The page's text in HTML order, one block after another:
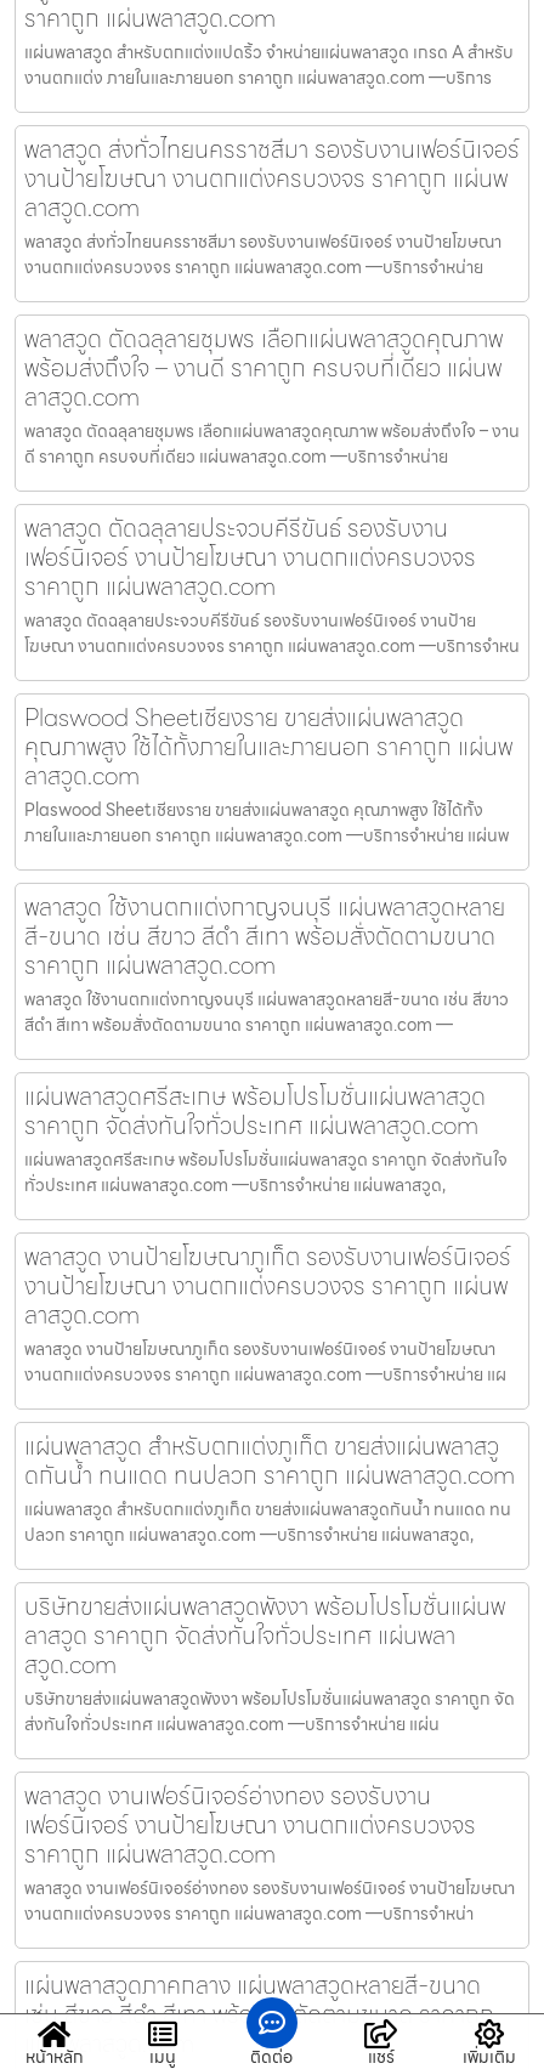
ราคาถูก แผ่นพลาสวูด.com
แผ่นพลาสวูด สำหรับตกแต่งแปดริ้ว จำหน่ายแผ่นพลาสวูด เกรด A สำหรับ
งานตกแต่ง ภายในและภายนอก ราคาถูก แผ่นพลาสวูด.com —บริการ
พลาสวูด ส่งทั่วไทยนครราชสีมา รองรับงานเฟอร์นิเจอร์
งานป้ายโฆษณา งานตกแต่งครบวงจร ราคาถูก แผ่นพ
ลาสวูด.com
พลาสวูด ส่งทั่วไทยนครราชสีมา รองรับงานเฟอร์นิเจอร์ งานป้ายโฆษณา
งานตกแต่งครบวงจร ราคาถูก แผ่นพลาสวูด.com —บริการจำหน่าย
พลาสวูด ตัดฉลุลายชุมพร เลือกแผ่นพลาสวูดคุณภาพ
พร้อมส่งถึงใจ – งานดี ราคาถูก ครบจบที่เดียว แผ่นพ
ลาสวูด.com
พลาสวูด ตัดฉลุลายชุมพร เลือกแผ่นพลาสวูดคุณภาพ พร้อมส่งถึงใจ – งาน
ดี ราคาถูก ครบจบที่เดียว แผ่นพลาสวูด.com —บริการจำหน่าย
พลาสวูด ตัดฉลุลายประจวบคีรีขันธ์ รองรับงาน
เฟอร์นิเจอร์ งานป้ายโฆษณา งานตกแต่งครบวงจร
ราคาถูก แผ่นพลาสวูด.com
พลาสวูด ตัดฉลุลายประจวบคีรีขันธ์ รองรับงานเฟอร์นิเจอร์ งานป้าย
โฆษณา งานตกแต่งครบวงจร ราคาถูก แผ่นพลาสวูด.com —บริการจำหน
Plaswood Sheetเชียงราย ขายส่งแผ่นพลาสวูด
คุณภาพสูง ใช้ได้ทั้งภายในและภายนอก ราคาถูก แผ่นพ
ลาสวูด.com
Plaswood Sheetเชียงราย ขายส่งแผ่นพลาสวูด คุณภาพสูง ใช้ได้ทั้ง
ภายในและภายนอก ราคาถูก แผ่นพลาสวูด.com —บริการจำหน่าย แผ่นพ
พลาสวูด ใช้งานตกแต่งกาญจนบุรี แผ่นพลาสวูดหลาย
สี-ขนาด เช่น สีขาว สีดำ สีเทา พร้อมสั่งตัดตามขนาด
ราคาถูก แผ่นพลาสวูด.com
พลาสวูด ใช้งานตกแต่งกาญจนบุรี แผ่นพลาสวูดหลายสี-ขนาด เช่น สีขาว
สีดำ สีเทา พร้อมสั่งตัดตามขนาด ราคาถูก แผ่นพลาสวูด.com —
แผ่นพลาสวูดศรีสะเกษ พร้อมโปรโมชั่นแผ่นพลาสวูด
ราคาถูก จัดส่งทันใจทั่วประเทศ แผ่นพลาสวูด.com
แผ่นพลาสวูดศรีสะเกษ พร้อมโปรโมชั่นแผ่นพลาสวูด ราคาถูก จัดส่งทันใจ
ทั่วประเทศ แผ่นพลาสวูด.com —บริการจำหน่าย แผ่นพลาสวูด,
พลาสวูด งานป้ายโฆษณาภูเก็ต รองรับงานเฟอร์นิเจอร์
งานป้ายโฆษณา งานตกแต่งครบวงจร ราคาถูก แผ่นพ
ลาสวูด.com
พลาสวูด งานป้ายโฆษณาภูเก็ต รองรับงานเฟอร์นิเจอร์ งานป้ายโฆษณา
งานตกแต่งครบวงจร ราคาถูก แผ่นพลาสวูด.com —บริการจำหน่าย แผ
แผ่นพลาสวูด สำหรับตกแต่งภูเก็ต ขายส่งแผ่นพลาสวู
ดกันน้ำ ทนแดด ทนปลวก ราคาถูก แผ่นพลาสวูด.com
แผ่นพลาสวูด สำหรับตกแต่งภูเก็ต ขายส่งแผ่นพลาสวูดกันน้ำ ทนแดด ทน
ปลวก ราคาถูก แผ่นพลาสวูด.com —บริการจำหน่าย แผ่นพลาสวูด,
บริษัทขายส่งแผ่นพลาสวูดพังงา พร้อมโปรโมชั่นแผ่นพ
ลาสวูด ราคาถูก จัดส่งทันใจทั่วประเทศ แผ่นพลา
สวูด.com
บริษัทขายส่งแผ่นพลาสวูดพังงา พร้อมโปรโมชั่นแผ่นพลาสวูด ราคาถูก จัด
ส่งทันใจทั่วประเทศ แผ่นพลาสวูด.com —บริการจำหน่าย แผ่น
พลาสวูด งานเฟอร์นิเจอร์อ่างทอง รองรับงาน
เฟอร์นิเจอร์ งานป้ายโฆษณา งานตกแต่งครบวงจร
ราคาถูก แผ่นพลาสวูด.com
พลาสวูด งานเฟอร์นิเจอร์อ่างทอง รองรับงานเฟอร์นิเจอร์ งานป้ายโฆษณา
งานตกแต่งครบวงจร ราคาถูก แผ่นพลาสวูด.com —บริการจำหน่า
แผ่นพลาสวูดภาคกลาง แผ่นพลาสวูดหลายสี-ขนาด
เช่น สีขาว สีดำ สีเทา พร้อมสั่งตัดตามขนาด ราคาถูก
แผ่นพลาสวูด.com
หน้าหลัก เมนู ติดต่อ แชร์ เพิ่มเติม